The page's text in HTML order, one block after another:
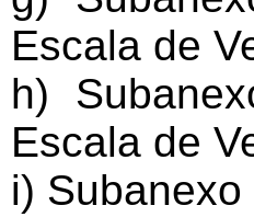
Escala de
h)
Escala de
i)